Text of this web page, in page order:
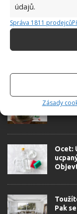
údajů.
Správa 1811 prodejců
Zásady
SOUVISEJÍCÍ
Sůl a
jsou
Ocet:
Pak